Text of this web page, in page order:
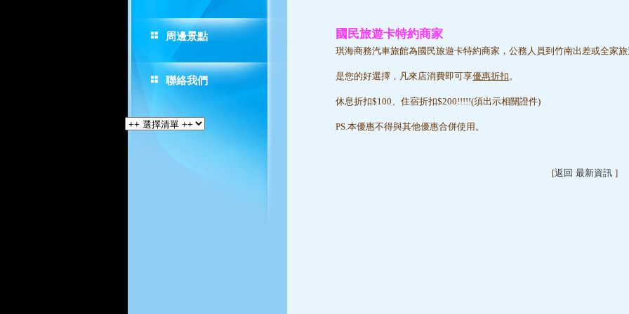
周邊景點
聯絡我們
國民旅遊卡特約商家
琪海商務汽車旅館為國民旅遊卡特約商家，公務人員到竹南出差或全家
是您的好選擇，凡來店消費即可享優惠折扣。
休息折扣$100、住宿折扣$200!!!!!(須出示相關證件)
PS.本優惠不得與其他優惠合併使用。
[返回 最新資訊 ]